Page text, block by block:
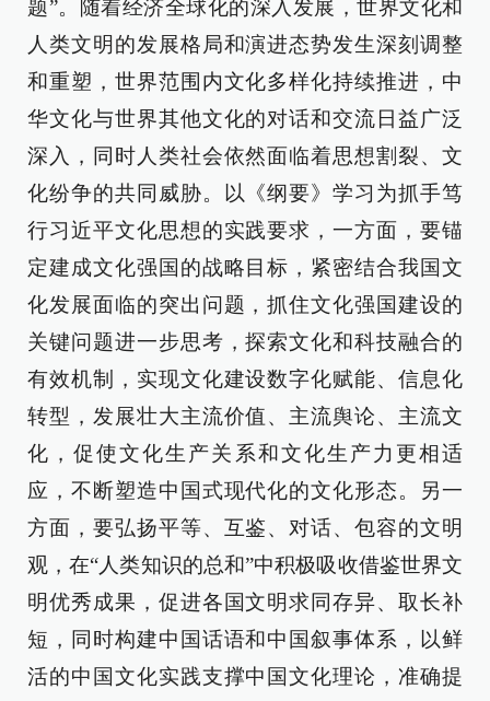
题”。随着经济全球化的深入发展，世界文化和
人类文明的发展格局和演进态势发生深刻调整
和重塑，世界范围内文化多样化持续推进，中
华文化与世界其他文化的对话和交流日益广泛
深入，同时人类社会依然面临着思想割裂、文
化纷争的共同威胁。以《纲要》学习为抓手笃
行习近平文化思想的实践要求，一方面，要锚
定建成文化强国的战略目标，紧密结合我国文
化发展面临的突出问题，抓住文化强国建设的
关键问题进一步思考，探索文化和科技融合的
有效机制，实现文化建设数字化赋能、信息化
转型，发展壮大主流价值、主流舆论、主流文
化，促使文化生产关系和文化生产力更相适
应，不断塑造中国式现代化的文化形态。另一
方面，要弘扬平等、互鉴、对话、包容的文明
观，在“人类知识的总和”中积极吸收借鉴世界文
明优秀成果，促进各国文明求同存异、取长补
短，同时构建中国话语和中国叙事体系，以鲜
活的中国文化实践支撑中国文化理论，准确提